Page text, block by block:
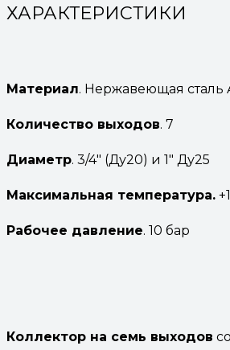
ХАРАКТЕРИСТИКИ
Материал. Нержавеющая сталь
Количество выходов. 7
Диаметр. 3/4″ (Ду20) и 1″ Ду25
Максимальная температура.
Рабочее давление. 10 бар
Коллектор на семь выходов